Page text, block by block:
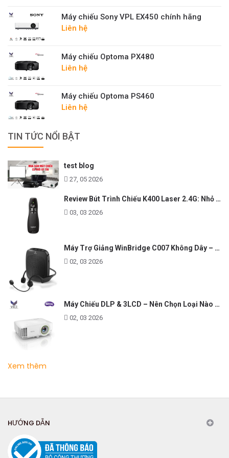
Máy chiếu Sony VPL EX450 chính hãng
Liên hệ
Máy chiếu Optoma PX480
Liên hệ
Máy chiếu Optoma PS460
Liên hệ
TIN TỨC NỔI BẬT
test blog
27, 05 2026
Review Bút Trình Chiếu K400 Laser 2.4G: Nhỏ Gọn, Ổn Định, Lý Tưởng Cho Giáo Viên Và Doanh Nghiệp
03, 03 2026
Máy Trợ Giảng WinBridge C007 Không Dây – Pin Lâu, Âm Thanh Rõ
02, 03 2026
Máy Chiếu DLP & 3LCD – Nên Chọn Loại Nào Cho Văn Phòng & Giải Trí?
02, 03 2026
Xem thêm
HƯỚNG DẪN